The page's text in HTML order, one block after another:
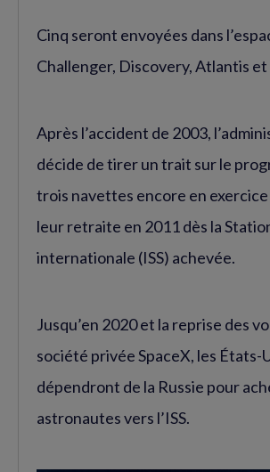
Cinq seront envoyées dans
Challenger, Discovery, Atlantis
Après l’accident de 2003,
décide de tirer un trait sur le
trois navettes encore en
leur retraite en 2011 dès la
internationale (ISS) achevée.
Jusqu’en 2020 et la reprise des
société privée SpaceX, les États-
dépendront de la Russie pour
astronautes vers l’ISS.